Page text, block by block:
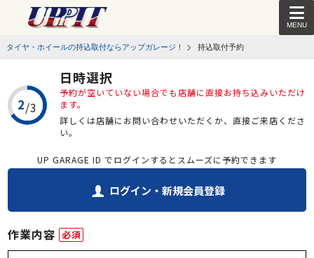
MENU
タイヤ・ホイールの持込取付ならアップガレージ！ 持込取付予約
日時選択
予約が空いていない場合でも店舗に直接お持ち込みいただけ
ます。
詳しくは店舗にお問い合わせいただくか、直接ご来店くださ
い。
UP GARAGE ID でログインするとスムーズに予約できます
ログイン・新規会員登録
作業内容 必須